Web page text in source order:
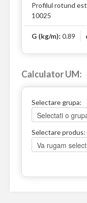
Profilul rotund
10025
G (kg/m): 0.89
Calculator UM:
Selectare grupa:
Selectare produs: